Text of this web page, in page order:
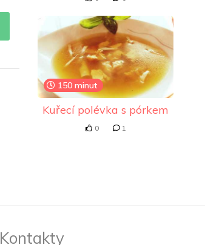
150 minut
Kuřecí polévka s pórkem
0 1
Kontakty